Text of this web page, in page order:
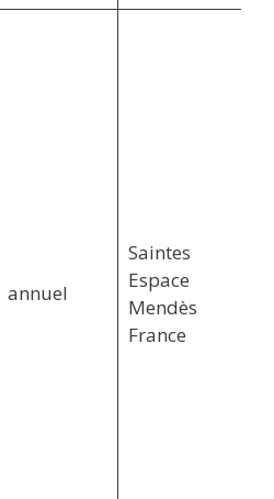
annuel
Saintes
Espace
Mendès
France